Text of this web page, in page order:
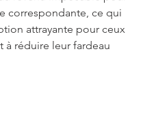
correspondante, ce qui
attrayante pour ceux
à réduire leur fardeau